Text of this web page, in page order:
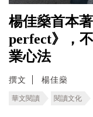
楊佳燊首本
perfect》，
業心法
撰文 楊佳燊
華文閱讀 閱讀文化